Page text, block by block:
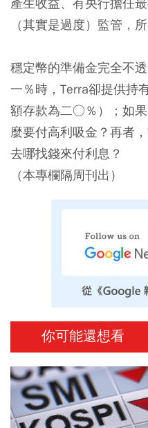
（其實是過度）監管，
穩定幣的準備金完全不
一％時，Terra卻提供持
額存款為二○％）；如
麼要付高利吸金？再者
去哪找錢來付利息？
（本專欄隔周刊出）
你可能還想看